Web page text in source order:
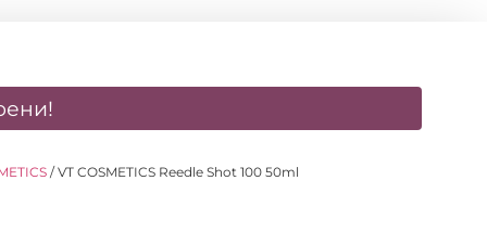
/ VT COSMETICS Reedle Shot 100 50ml